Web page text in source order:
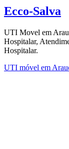
Ecco-Salva
UTI Movel em
Hospitalar,
Hospitalar.
UTI móvel em